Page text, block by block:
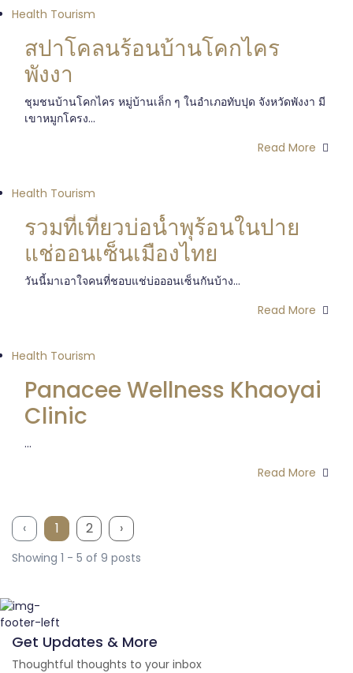
Health Tourism
สปาโคลนร้อนบ้านโคกไคร
พังงา
ชุมชนบ้านโคกไคร หมู่บ้านเล็ก ๆ ในอำเภอทับปุด จังหวัดพังงา มี
เขาหมูกโครง...
Read More
Health Tourism
รวมที่เที่ยวบ่อน้ำพุร้อนในปาย
แช่ออนเซ็นเมืองไทย
วันนี้มาเอาใจคนที่ชอบแช่บ่อออนเซ็นกันบ้าง...
Read More
Health Tourism
Panacee Wellness Khaoyai
Clinic
...
Read More
‹ 1 2 ›
Showing 1 - 5 of 9 posts
Get Updates & More
Thoughtful thoughts to your inbox